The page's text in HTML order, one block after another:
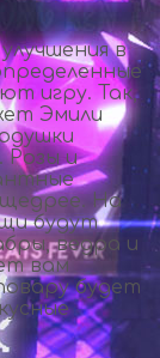
в
игру. Так,
Эмили
Розы и
На
будут
ведра и
вам
будет